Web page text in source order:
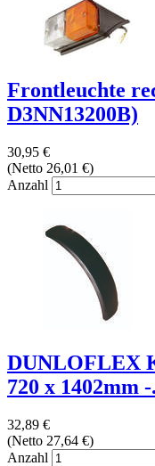
Frontleuchte
D3NN13200B)
30,95 €
(Netto 26,01 €)
Anzahl
DUNLOFLEX
720 x 1402mm -
32,89 €
(Netto 27,64 €)
Anzahl